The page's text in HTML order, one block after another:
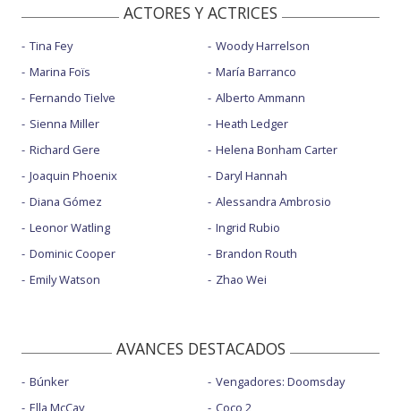
ACTORES Y ACTRICES
Tina Fey
Marina Foïs
Fernando Tielve
Sienna Miller
Richard Gere
Joaquin Phoenix
Diana Gómez
Leonor Watling
Dominic Cooper
Emily Watson
Woody Harrelson
María Barranco
Alberto Ammann
Heath Ledger
Helena Bonham Carter
Daryl Hannah
Alessandra Ambrosio
Ingrid Rubio
Brandon Routh
Zhao Wei
AVANCES DESTACADOS
Búnker
Ella McCay
Vengadores: Doomsday
Coco 2